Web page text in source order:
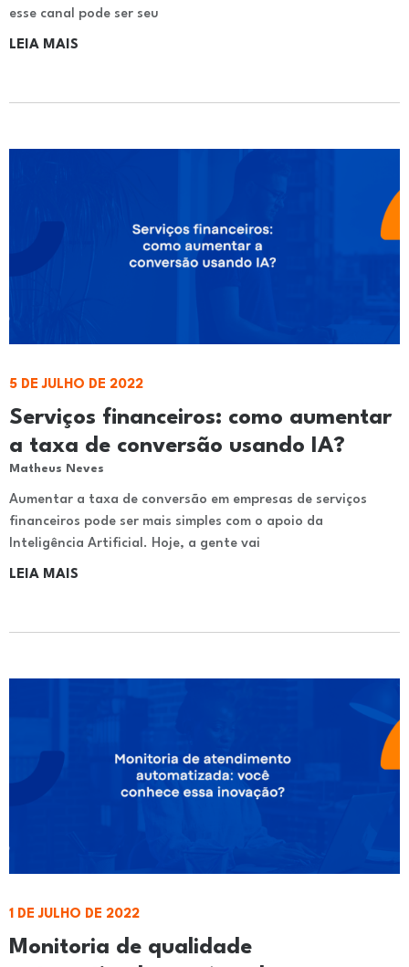
esse canal pode ser seu
LEIA MAIS
Serviços financeiros: como aumentar
a taxa de conversão usando IA?
Matheus Neves
5 DE JULHO DE 2022
Aumentar a taxa de conversão em empresas de serviços
financeiros pode ser mais simples com o apoio da
Inteligência Artificial. Hoje, a gente vai
LEIA MAIS
Monitoria de qualidade
1 DE JULHO DE 2022